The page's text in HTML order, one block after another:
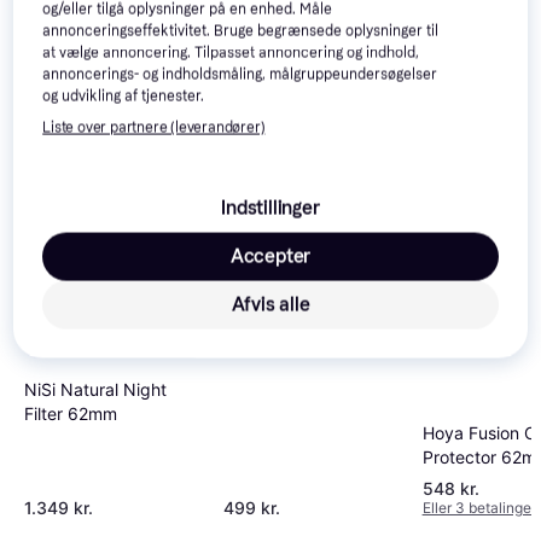
NiSi Natural Night
Filter 62mm
1.349 kr. 499 kr.
Hoya Fusion
Protector
548 kr.
Eller 3 betalinger
og/eller tilgå oplysninger på en enhed. Måle
annonceringseffektivitet. Bruge begrænsede oplysninger til
at vælge annoncering. Tilpasset annoncering og indhold,
annoncerings- og indholdsmåling, målgruppeundersøgelser
og udvikling af tjenester.
Liste over partnere (leverandører)
Indstillinger
Afvis alle
Accepter